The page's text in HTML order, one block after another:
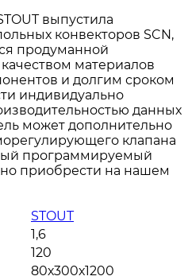
выпустила
конвекторов SCN,
продуманной
материалов
и долгим сроком
индивидуально
данных
может дополнительно
клапана
программируемый
приобрести на нашем
STOUT
1,6
120
80х300х1200